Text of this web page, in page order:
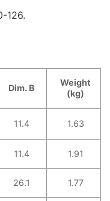
126.
Dim. B
Weight
(kg)
11.4 1.63
11.4 1.91
26.1 1.77